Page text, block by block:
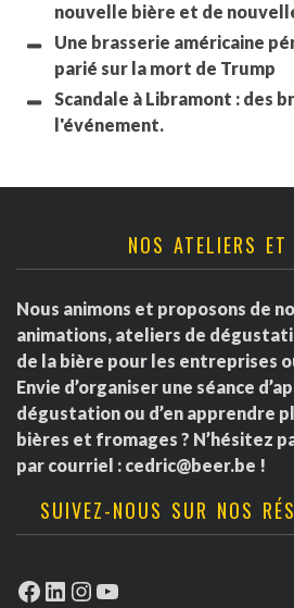
nouvelle bière et de
Une brasserie américaine
parié sur la mort de Trump
Scandale à Libramont : des
l'événement.
NOS ATELIERS ET
Nous animons et proposons de
animations, ateliers de
de la bière pour les entreprises
Envie d’organiser une séance
dégustation ou d’en apprendre
bières et fromages ? N’hésitez
par courriel : cedric@beer.be !
SUIVEZ-NOUS SUR NOS
Facebook
LinkedIn
Instagram
YouTube